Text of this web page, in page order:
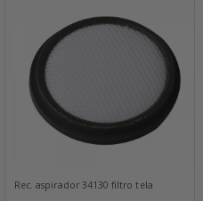
Rec. aspirador 34130 filtro tela